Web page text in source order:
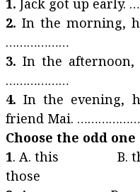
1. Jack got up early.
2. In the morning,
………………
3. In the
………………
4. In the evening,
friend Mai. ………………
Choose the odd one
1. A. this B.
those